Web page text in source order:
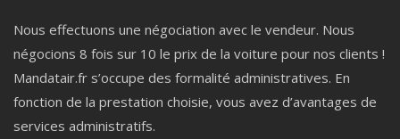
Nous effectuons une négociation avec le vendeur. Nous
négocions 8 fois sur 10 le prix de la voiture pour nos clients !
Mandatair.fr s’occupe des formalité administratives. En
fonction de la prestation choisie, vous avez d’avantages de
services administratifs.